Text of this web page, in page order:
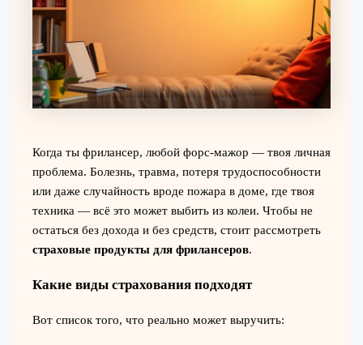
Когда ты фрилансер, любой форс-мажор — твоя личная
проблема. Болезнь, травма, потеря трудоспособности
или даже случайность вроде пожара в доме, где твоя
техника — всё это может выбить из колеи. Чтобы не
остаться без дохода и без средств, стоит рассмотреть
страховые продукты для фрилансеров.
Какие виды страхования подходят
Вот список того, что реально может выручить: